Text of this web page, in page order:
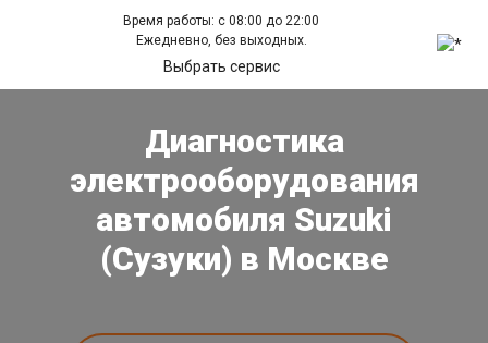
Время работы: с 08:00 до 22:00
Ежедневно, без выходных.
Выбрать сервис
Диагностика
электрооборудования
автомобиля Suzuki
(Сузуки) в Москве